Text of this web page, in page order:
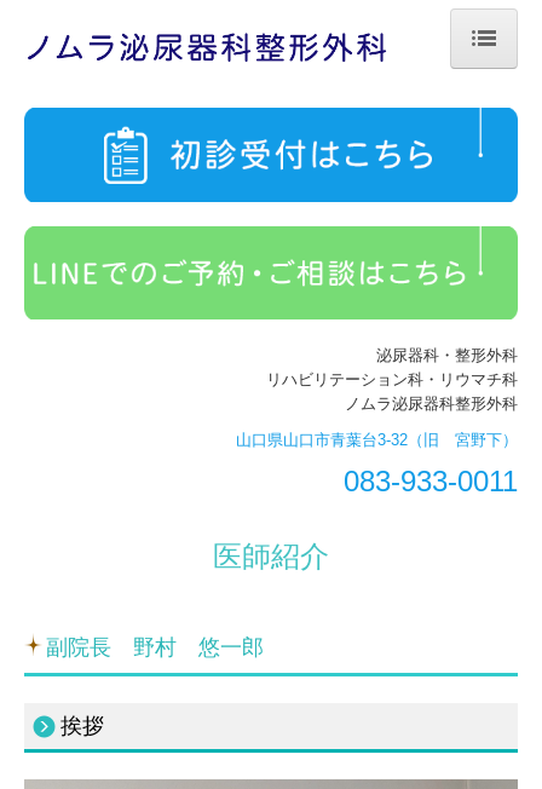
診療のご案内
施設・設備のご案内
泌尿器科・整形外科
リハビリテーション科・リウマチ科
ノムラ泌尿器科整形外科
山口県山口市青葉台3-32（旧 宮野下）
083-933-0011
医師紹介
副院長 野村 悠一郎
挨拶